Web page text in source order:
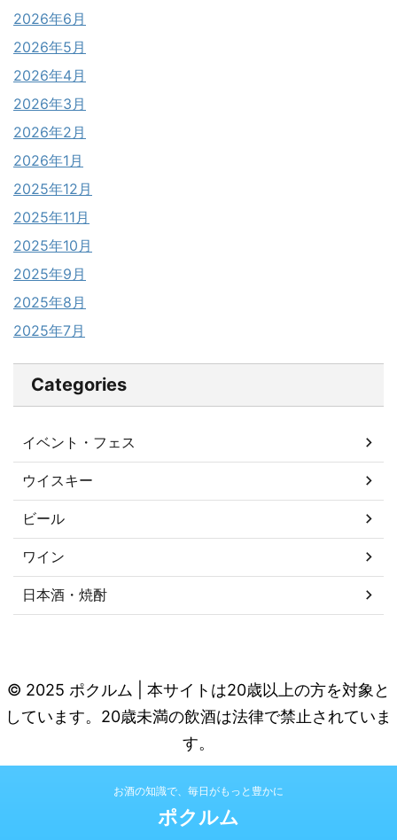
2026年6月
2026年5月
2026年4月
2026年3月
2026年2月
2026年1月
2025年12月
2025年11月
2025年10月
2025年9月
2025年8月
2025年7月
Categories
イベント・フェス
ウイスキー
ビール
ワイン
日本酒・焼酎
© 2025 ポクルム | 本サイトは20歳以上の方を対象と
しています。20歳未満の飲酒は法律で禁止されていま
す。
お酒の知識で、毎日がもっと豊かに
ポクルム